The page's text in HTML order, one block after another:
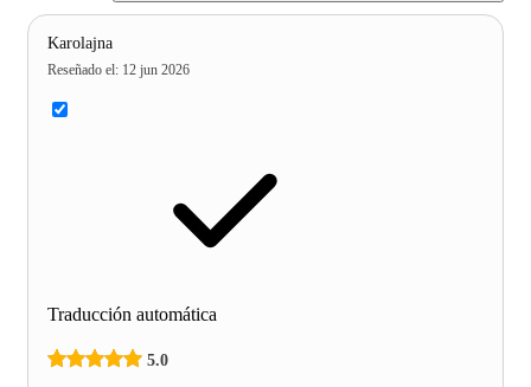
Karolajna
Reseñado el: 12 jun 2026
Traducción automática
5.0